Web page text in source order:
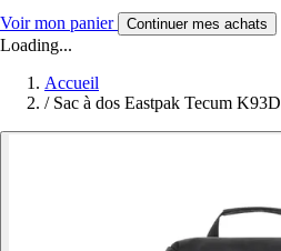
Voir mon panier Continuer mes achats
Loading...
Accueil
/ Sac à dos Eastpak Tecum K93D